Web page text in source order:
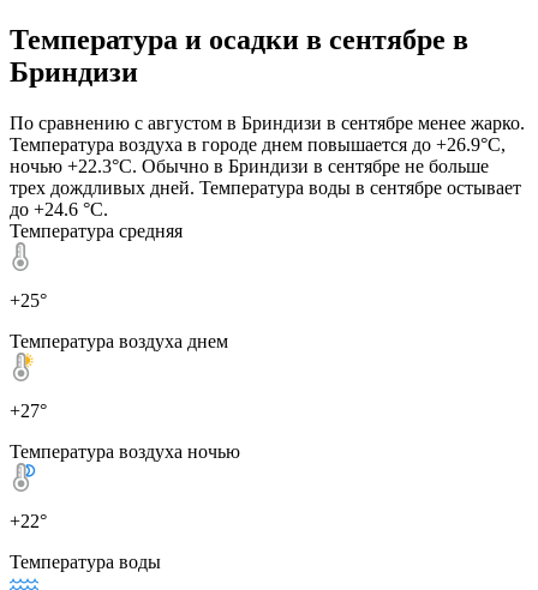
Температура и осадки в сентябре в
Бриндизи
По сравнению с августом в Бриндизи в сентябре менее жарко.
Температура воздуха в городе днем повышается до +26.9°C,
ночью +22.3°C. Обычно в Бриндизи в сентябре не больше
трех дождливых дней. Температура воды в сентябре остывает
до +24.6 °C.
Температура средняя
+25°
Температура воздуха днем
+27°
Температура воздуха ночью
+22°
Температура воды